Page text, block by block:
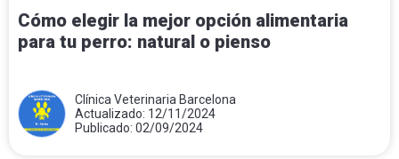
Cómo elegir la mejor opción alimentaria
para tu perro: natural o pienso
Clínica Veterinaria Barcelona
Actualizado: 12/11/2024
Publicado: 02/09/2024